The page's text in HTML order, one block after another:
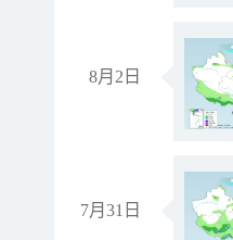
8月2日
7月31日